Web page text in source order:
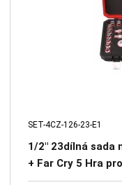
SET-4CZ-126-23-E1
1/2" 23dílná sada
+ Far Cry 5 Hra